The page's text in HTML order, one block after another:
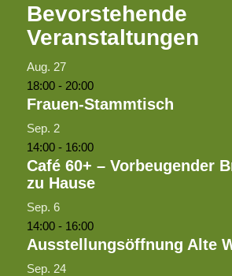
Bevorstehende
Veranstaltungen
Aug. 27
18:00- 20:00
Frauen-Stammtisch
Sep. 2
14:00- 16:00
Café 60+ – Vorbeugender
zu Hause
Sep. 6
14:00- 16:00
Ausstellungsöffnung Alte
Sep. 24